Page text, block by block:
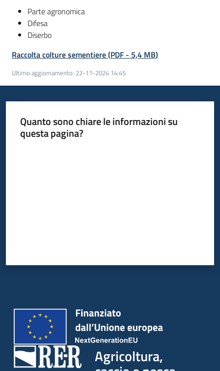
Parte agronomica
Difesa
Diserbo
Raccolta colture sementiere(PDF - 5,4 MB)
Ultimo aggiornamento: 22-11-2024 14:45
Quanto sono chiare le informazioni su
questa pagina?
Agricoltura,